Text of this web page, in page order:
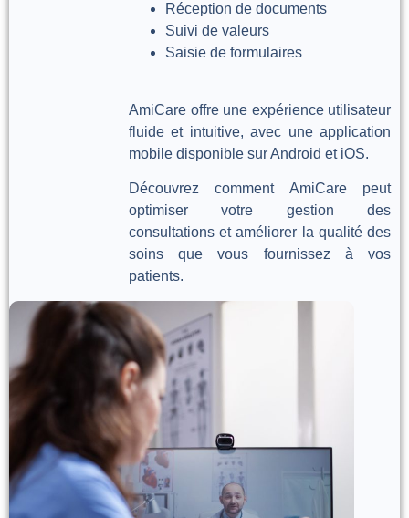
Réception de documents
Suivi de valeurs
Saisie de formulaires
AmiCare offre une expérience utilisateur
fluide et intuitive, avec une application
mobile disponible sur Android et iOS.
Découvrez comment AmiCare peut
optimiser votre gestion des
consultations et améliorer la qualité des
soins que vous fournissez à vos
patients.